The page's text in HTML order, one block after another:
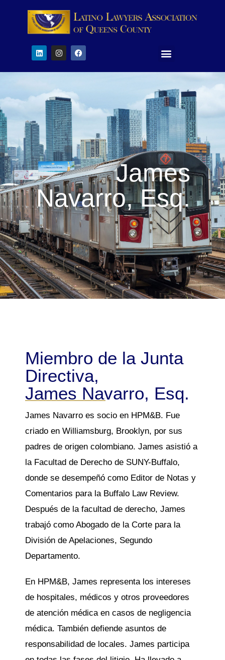
James
Navarro, Esq.
Miembro de la Junta
Directiva,
James Navarro, Esq.
James Navarro es socio en HPM&B. Fue
criado en Williamsburg, Brooklyn, por sus
padres de origen colombiano. James asistió a
la Facultad de Derecho de SUNY-Buffalo,
donde se desempeñó como Editor de Notas y
Comentarios para la Buffalo Law Review.
Después de la facultad de derecho, James
trabajó como Abogado de la Corte para la
División de Apelaciones, Segundo
Departamento.
En HPM&B, James representa los intereses
de hospitales, médicos y otros proveedores
de atención médica en casos de negligencia
médica. También defiende asuntos de
responsabilidad de locales. James participa